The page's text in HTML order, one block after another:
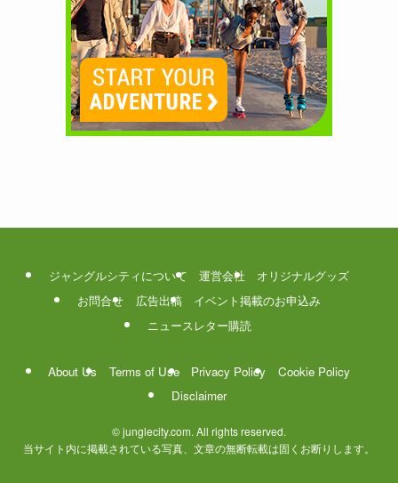
ジャングルシティについて 運営会社
オリジナルグッズ
お問合せ
広告出稿
イベント掲載のお申込み
ニュースレター購読
About Us Terms of Use Privacy Policy
Cookie Policy
Disclaimer
©junglecity.com. All rights reserved.
当サイト内に掲載されている写真、文章の無断転載は固くお断りします。